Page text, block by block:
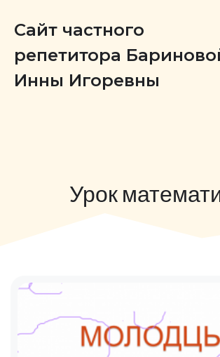
Сайт частного
репетитора
Инны Игоревны
Урок